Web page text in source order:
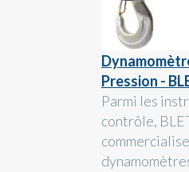
Pression -
Parmi les
contrôle,